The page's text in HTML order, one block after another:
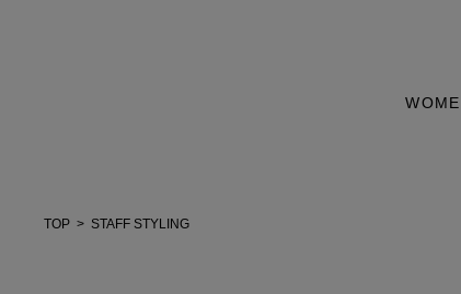
TOP STAFF STYLING